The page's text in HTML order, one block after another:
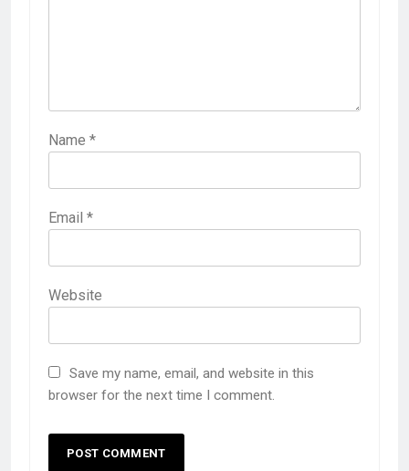
Name *
Email *
Website
Save my name, email, and website in this
browser for the next time I comment.